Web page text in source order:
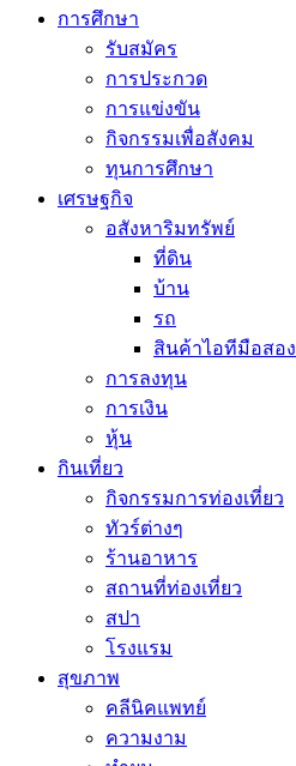
การศึกษา
รับสมัคร
การประกวด
การแข่งขัน
กิจกรรมเพื่อสังคม
ทุนการศึกษา
เศรษฐกิจ
อสังหาริมทรัพย์
ที่ดิน
บ้าน
รถ
สินค้าไอทีมือสอง
การลงทุน
การเงิน
หุ้น
กินเที่ยว
กิจกรรมการท่องเที่ยว
ทัวร์ต่างๆ
ร้านอาหาร
สถานที่ท่องเที่ยว
สปา
โรงแรม
สุขภาพ
คลีนิคแพทย์
ความงาม